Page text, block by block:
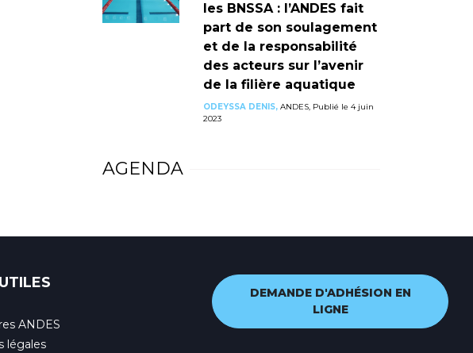
les BNSSA : l’ANDES fait
part de son soulagement
et de la responsabilité
des acteurs sur l’avenir
de la filière aquatique
ODEYSSA DENIS,ANDES, Publié le 4 juin
2023
AGENDA
ANDES
légales
DEMANDE D'ADHÉSION EN
LIGNE